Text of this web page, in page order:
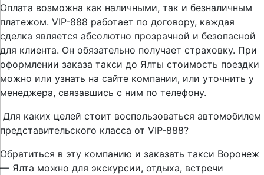
Оплата возможна как наличными, так и безналичным
платежом. VIP-888 работает по договору, каждая
сделка является абсолютно прозрачной и безопасной
для клиента. Он обязательно получает страховку. При
оформлении заказа такси до Ялты стоимость поездки
можно или узнать на сайте компании, или уточнить у
менеджера, связавшись с ним по телефону.
Для каких целей стоит воспользоваться автомобилем
представительского класса от VIP-888?
Обратиться в эту компанию и заказать такси Воронеж
— Ялта можно для экскурсии, отдыха, встречи